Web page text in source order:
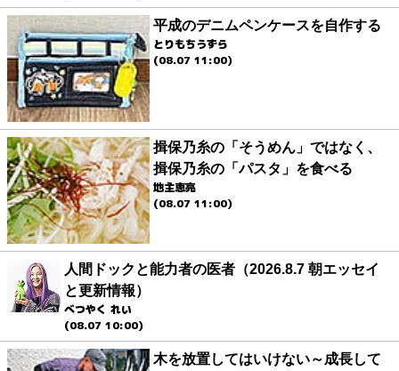
平成のデニムペンケースを自作する
とりもちうずら
(08.07 11:00)
揖保乃糸の「そうめん」ではなく、
揖保乃糸の「パスタ」を食べる
地主恵亮
(08.07 11:00)
人間ドックと能力者の医者（2026.8.7 朝エッセイ
と更新情報）
べつやく れい
(08.07 10:00)
木を放置してはいけない～成長して